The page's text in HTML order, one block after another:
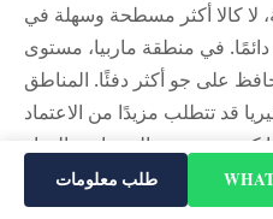
لا كالا أكثر مسطحة وسهلة في
في منطقة ماربيا، مستوى
على جو أكثر دفئًا. المناطق
قد تتطلب مزيدًا من الاعتماد
كنت تريد دمج الخدمات والحياة
أروزا ووتر فول ريسيدنس
العقار يقدم التفرد والأرض
طلب معلومات